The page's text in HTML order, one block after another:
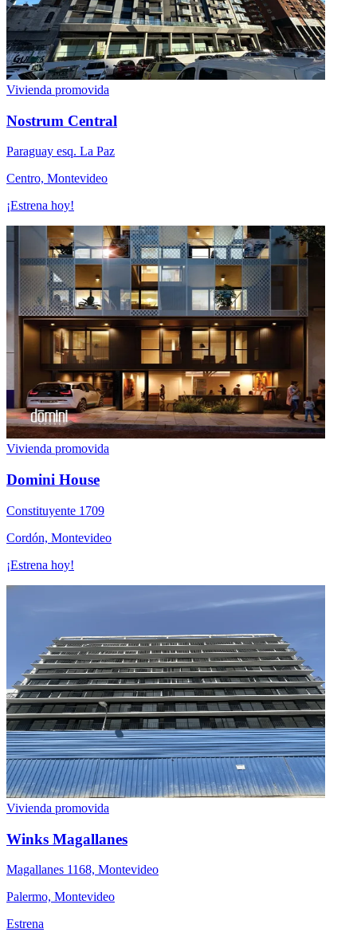
Vivienda promovida
Nostrum Central
Paraguay esq. La Paz
Centro, Montevideo
¡Estrena hoy!
Vivienda promovida
Domini House
Constituyente 1709
Cordón, Montevideo
¡Estrena hoy!
Vivienda promovida
Winks Magallanes
Magallanes 1168, Montevideo
Palermo, Montevideo
Estrena